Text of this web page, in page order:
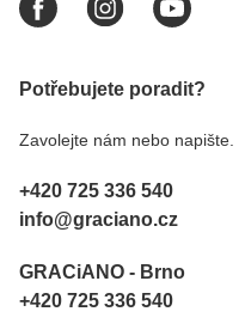
Potřebujete poradit?
Zavolejte nám nebo napište.
+420 725 336 540
info@graciano.cz
GRACiANO - Brno
+420 725 336 540